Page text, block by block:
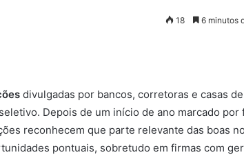
18 6 minutos
divulgadas por bancos, corretoras e casas de
Depois de um início de ano marcado por
reconhecem que parte relevante das boas
pontuais, sobretudo em firmas com